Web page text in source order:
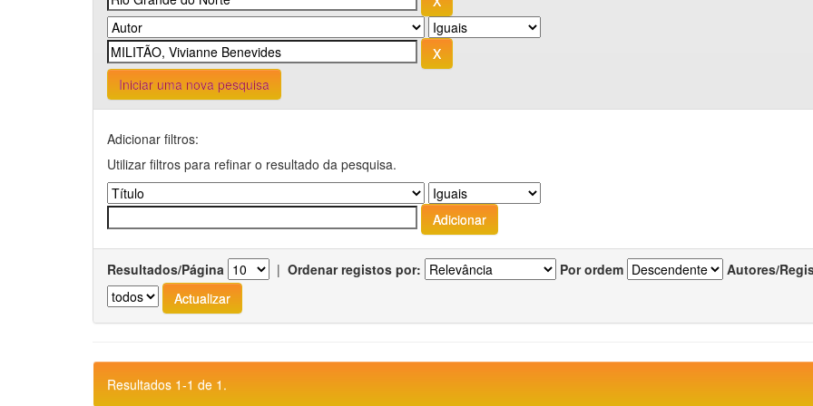
Iniciar uma nova pesquisa
Adicionar filtros:
Utilizar filtros para refinar o resultado da pesquisa.
Resultados/Página | Ordenar registos por: Por ordem Autores/
Resultados 1-1 de 1.